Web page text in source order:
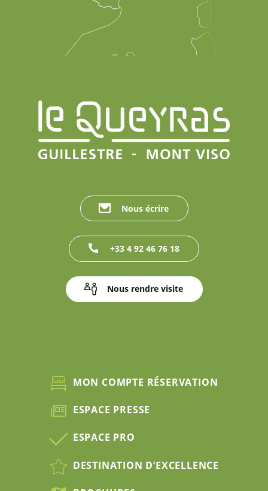
Nous écrire
+33 4 92 46 76 18
Nous rendre visite
MON COMPTE RÉSERVATION
ESPACE PRESSE
ESPACE PRO
DESTINATION D’EXCELLENCE